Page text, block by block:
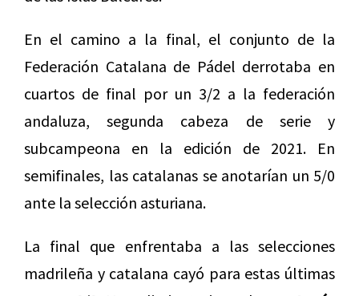
En el camino a la final, el conjunto de la
Federación Catalana de Pádel derrotaba en
cuartos de final por un 3/2 a la federación
andaluza, segunda cabeza de serie y
subcampeona en la edición de 2021. En
semifinales, las catalanas se anotarían un 5/0
ante la selección asturiana.
La final que enfrentaba a las selecciones
madrileña y catalana cayó para estas últimas